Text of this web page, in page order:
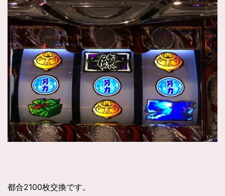
都合2100枚交換です。